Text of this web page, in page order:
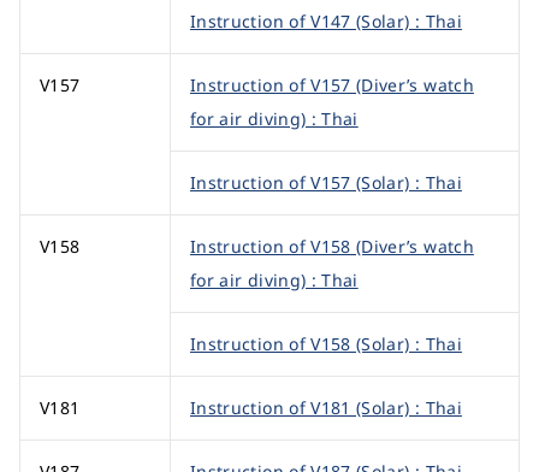
Instruction of V147 (Solar) : Thai
V157
Instruction of V157 (Diver’s watch
for air diving) : Thai
Instruction of V157 (Solar) : Thai
V158
Instruction of V158 (Diver’s watch
for air diving) : Thai
Instruction of V158 (Solar) : Thai
V181 Instruction of V181 (Solar) : Thai